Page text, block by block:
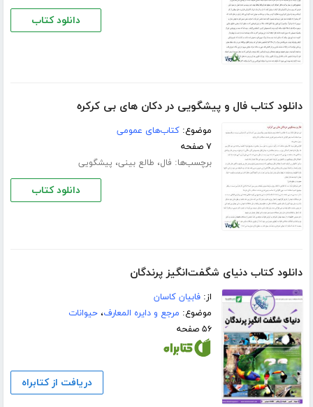
دانلود کتاب
دانلود کتاب فال و پیشگویی در دکان های بی کرکره
موضوع:کتاب‌های عمومی
۷ صفحه
برچسب‌ها: فال، طالع بینی، پیشگویی
دانلود کتاب
دانلود کتاب دنیای شگفت‌انگیز پرندگان
از:فابیان کاسان
موضوع: مرجع و دایره المعارف،حیوانات
۵۶ صفحه
دریافت از کتابراه